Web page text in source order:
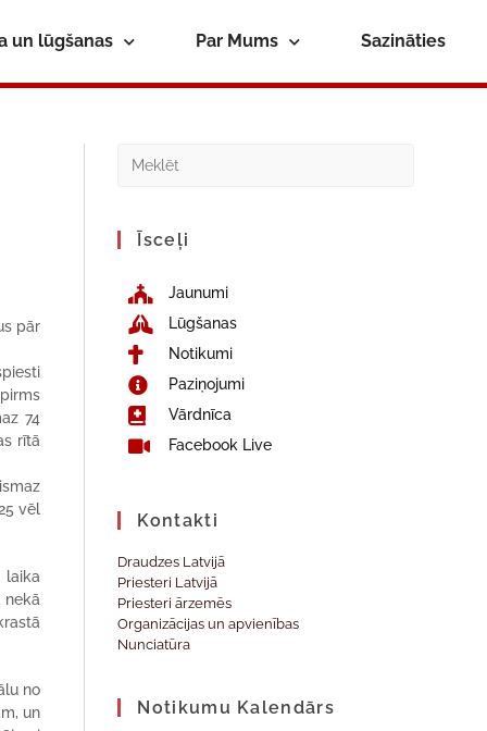
un lūgšanas Par Mums Sazināties
pār
74
rītā
vēl
laika
nekā
no
un
Īsceļi
Jaunumi
Lūgšanas
Notikumi
Paziņojumi
Vārdnīca
Facebook Live
Kontakti
Draudzes Latvijā
Priesteri Latvijā
Priesteri ārzemēs
Organizācijas un apvienības
Nunciatūra
Notikumu Kalendārs